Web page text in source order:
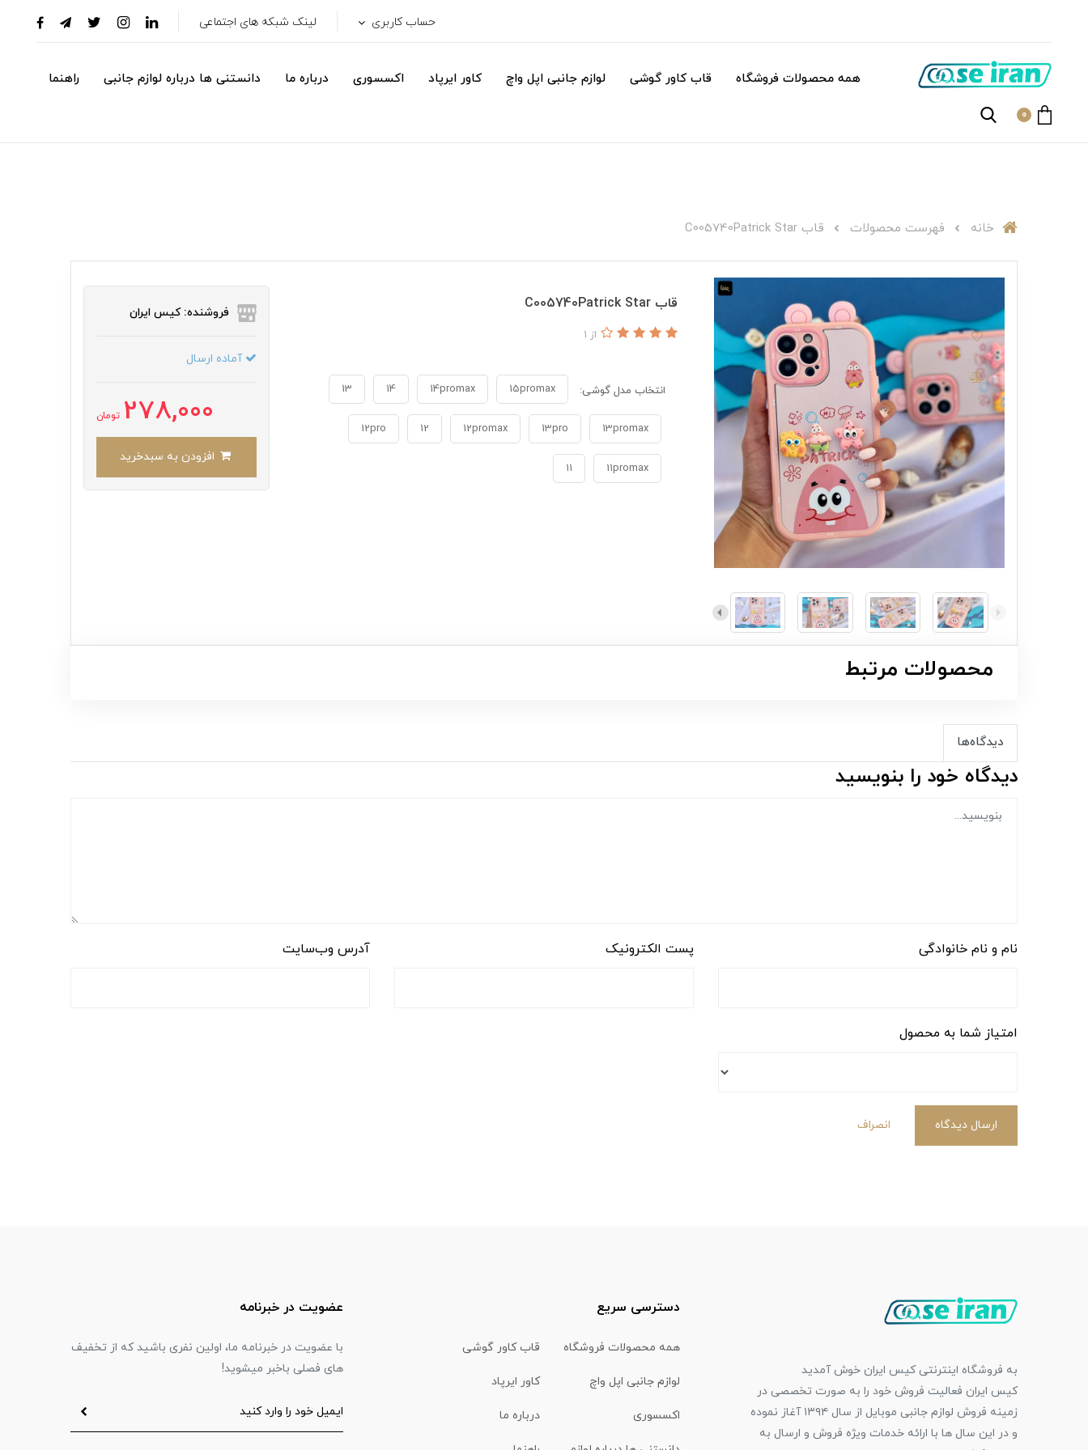
حساب کاربری لینک شبکه های اجتماعی
همه محصولات فروشگاه قاب کاور گوشی لوازم جانبی اپل واچ کاور ایرپاد اکسسوری درباره ما دانستنی ها درباره لوازم جانبی راهنما
0
خانه فهرست محصولات قاب C005740Patrick Star
قاب C005740Patrick Star
از 1
انتخاب مدل گوشی: 15promax
‏14promax
14
13
13promax
13pro
12promax
12
12pro
‏11promax
11
فروشنده: کیس ایران
آماده ارسال
278,000 تومان
محصولات مرتبط
دیدگاه‌ها
دیدگاه خود را بنویسید
نام و نام خانوادگی پست الکترونیک آدرس وب‌سایت
امتیاز شما به محصول
ارسال دیدگاه انصراف
به فروشگاه اینترنتی کیس ایران خوش آمدید
کیس ایران فعالیت فروش خود را به صورت تخصصی در
زمینه فروش لوازم جانبی موبایل از سال ۱۳۹۴ آغاز نموده
و در این سال ها با ارائه خدمات ویژه فروش و ارسال به
دسترسی سریع
همه محصولات فروشگاه قاب کاور گوشی
لوازم جانبی اپل واچ کاور ایرپاد
اکسسوری درباره ما
عضویت در خبرنامه
با عضویت در خبرنامه ما، اولین نفری باشید که از تخفیف
های فصلی باخبر میشوید!